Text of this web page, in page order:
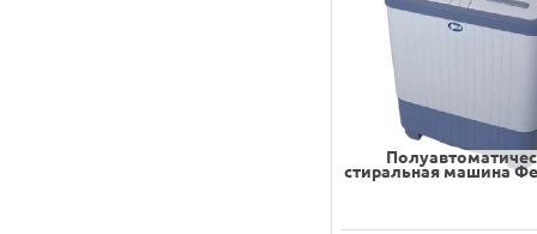
стиральная машина